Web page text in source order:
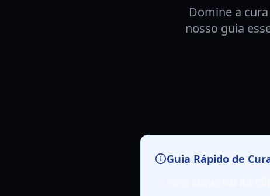
Domine a
nosso guia
Guia Rápido de